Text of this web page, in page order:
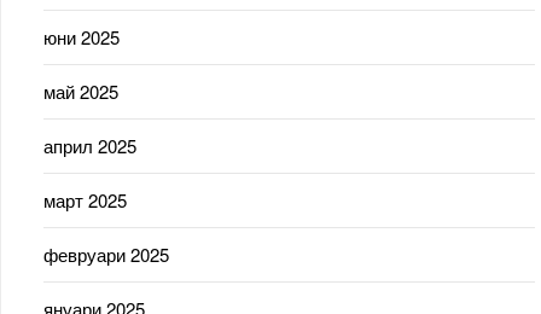
юни 2025
май 2025
април 2025
март 2025
февруари 2025
януари 2025